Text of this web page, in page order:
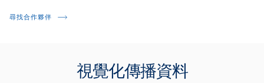
尋找合作夥伴
視覺化傳播資料